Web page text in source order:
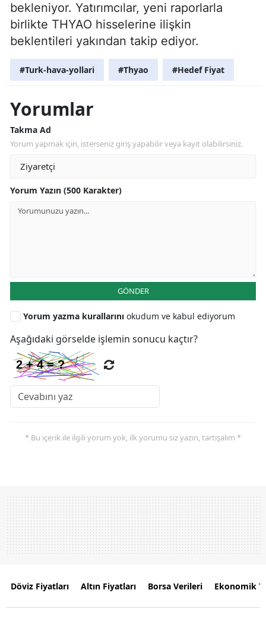
bekleniyor. Yatırımcılar, yeni raporlarla
birlikte THYAO hisselerine ilişkin
beklentileri yakından takip ediyor.
#Turk-hava-yollari #Thyao #Hedef Fiyat
Yorumlar
Takma Ad
Yorum yapmak için, isterseniz giriş yapabilir veya kayıt olabilirsiniz.
Yorum Yazın (500 Karakter)
GÖNDER
Yorum yazma kurallarını okudum ve kabul ediyorum
Aşağıdaki görselde işlemin sonucu kaçtır?
* Bu içerik ile ilgili yorum yok, ilk yorumu siz yazın, tartışalım *
Döviz Fiyatları Altın Fiyatları Borsa Verileri Ekonomik